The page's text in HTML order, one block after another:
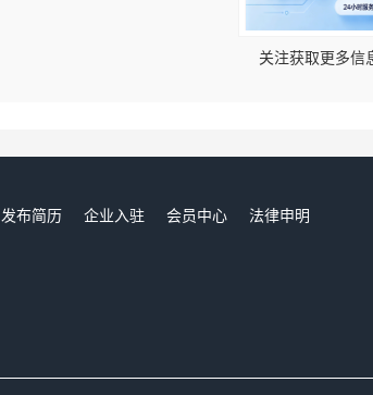
关注获取更多信
发布简历 企业入驻 会员中心
法律申明